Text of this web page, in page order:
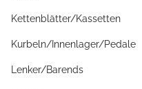
Kettenblätter/Kassetten
Kurbeln/Innenlager/Pedale
Lenker/Barends